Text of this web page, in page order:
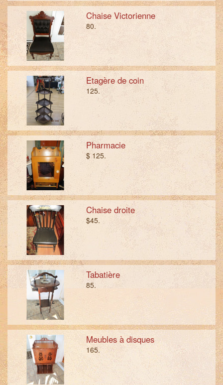
Chaise Victorienne
80.
Etagère de coin
125.
Pharmacie
$ 125.
Chaise droite
$45.
Tabatière
85.
Meubles à disques
165.